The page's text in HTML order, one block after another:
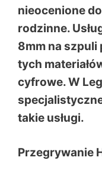
nieocenione
rodzinne.
8mm na szpuli
tych
cyfrowe. W
takie usługi.
Przegrywanie